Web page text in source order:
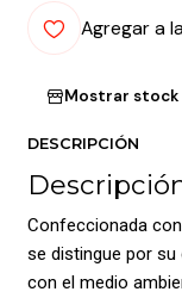
Agregar a
Mostrar stock
DESCRIPCIÓN
Confeccionada
se distingue por
con el medio